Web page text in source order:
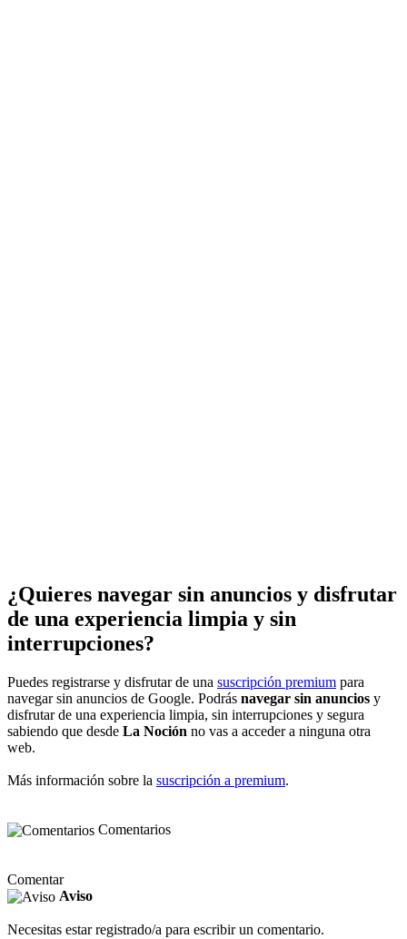
¿Quieres navegar sin anuncios y disfrutar
de una experiencia limpia y sin
interrupciones?
Puedes registrarse y disfrutar de una suscripción premium para
navegar sin anuncios de Google. Podrás navegar sin anuncios y
disfrutar de una experiencia limpia, sin interrupciones y segura
sabiendo que desde La Noción no vas a acceder a ninguna otra
web.
Más información sobre la suscripción a premium.
Comentarios
Comentar
Aviso
Necesitas estar registrado/a para escribir un comentario.